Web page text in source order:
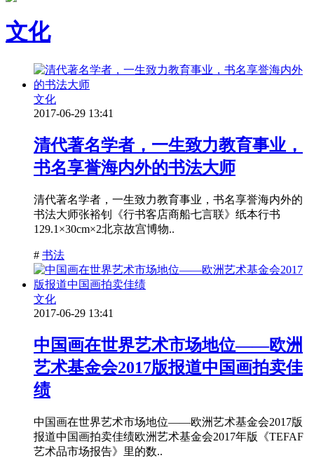
文化
文化
2017-06-29 13:41
清代著名学者，一生致力教育事业，
书名享誉海内外的书法大师
清代著名学者，一生致力教育事业，书名享誉海内外的
书法大师张裕钊《行书客店商船七言联》纸本行书
129.1×30cm×2北京故宫博物..
# 书法
文化
2017-06-29 13:41
中国画在世界艺术市场地位——欧洲
艺术基金会2017版报道中国画拍卖佳
绩
中国画在世界艺术市场地位——欧洲艺术基金会2017版
报道中国画拍卖佳绩欧洲艺术基金会2017年版《TEFAF
艺术品市场报告》里的数..